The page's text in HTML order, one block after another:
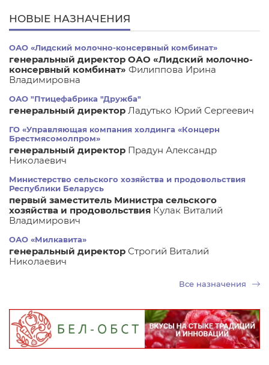
НОВЫЕ НАЗНАЧЕНИЯ
ОАО «Лидский молочно-консервный комбинат»
генеральный директор ОАО «Лидский молочно-
консервный комбинат» Филиппова Ирина
Владимировна
ОАО "Птицефабрика "Дружба"
генеральный директор Ладутько Юрий Сергеевич
ГО «Управляющая компания холдинга «Концерн
Брестмясомолпром»
генеральный директор Прадун Александр
Николаевич
Министерство сельского хозяйства и продовольствия
Республики Беларусь
первый заместитель Министра сельского
хозяйства и продовольствия Кулак Виталий
Владимирович
ОАО «Милкавита»
генеральный директор Строгий Виталий
Николаевич
Все назначения